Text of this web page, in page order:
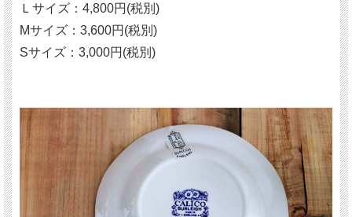
Ｌサイズ：4,800円(税別)
Mサイズ：3,600円(税別)
Sサイズ：3,000円(税別)